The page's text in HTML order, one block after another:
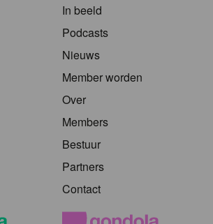
In beeld
Podcasts
Nieuws
Member worden
Over
Members
Bestuur
Partners
Contact